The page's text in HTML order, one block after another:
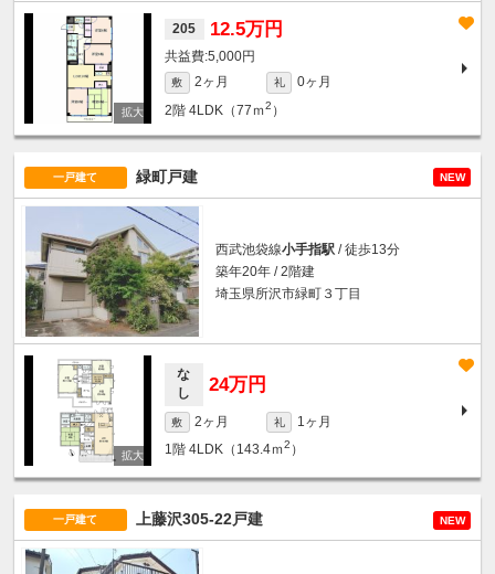
205 12.5万円
5,000円
敷 2ヶ月 礼
0ヶ月
2階 4LDK（77ｍ2 ）
一戸建て 緑町戸建 NEW
西武池袋線小手指駅 / 徒歩13分
築年20年 / 2階建
埼玉県所沢市緑町３丁目
な
し
24万円
敷 2ヶ月 礼
1ヶ月
1階 4LDK（143.4ｍ2 ）
一戸建て 上藤沢305-22戸建 NEW